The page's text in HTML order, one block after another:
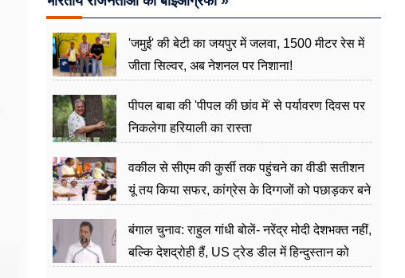
'जमुई' की बेटी का जयपुर में जलवा, 1500 मीटर रेस में
जीता सिल्वर, अब नेशनल पर निशाना!
पीपल बाबा की 'पीपल की छांव में' से पर्यावरण दिवस पर
निकलेगा हरियाली का रास्ता
वकील से सीएम की कुर्सी तक पहुंचने का वीडी सतीशन
यूं तय किया सफर, कांग्रेस के दिग्गजों को पछाड़कर बने
बंगाल चुनाव: राहुल गांधी बोलें- नरेंद्र मोदी देशभक्त नहीं,
बल्कि देशद्रोही हैं, US ट्रेड डील में हिन्दुस्तान को